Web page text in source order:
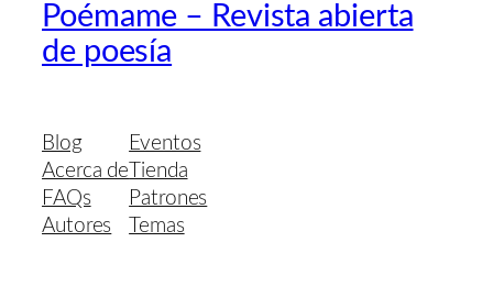
Poémame – Revista abierta
de poesía
Blog
Acerca de
FAQs
Autores
Eventos
Tienda
Patrones
Temas